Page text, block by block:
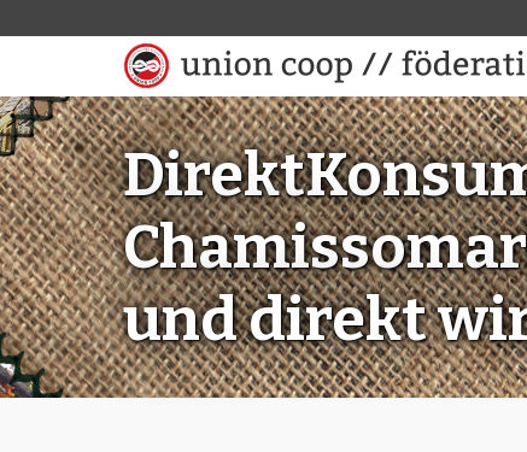
und direkt